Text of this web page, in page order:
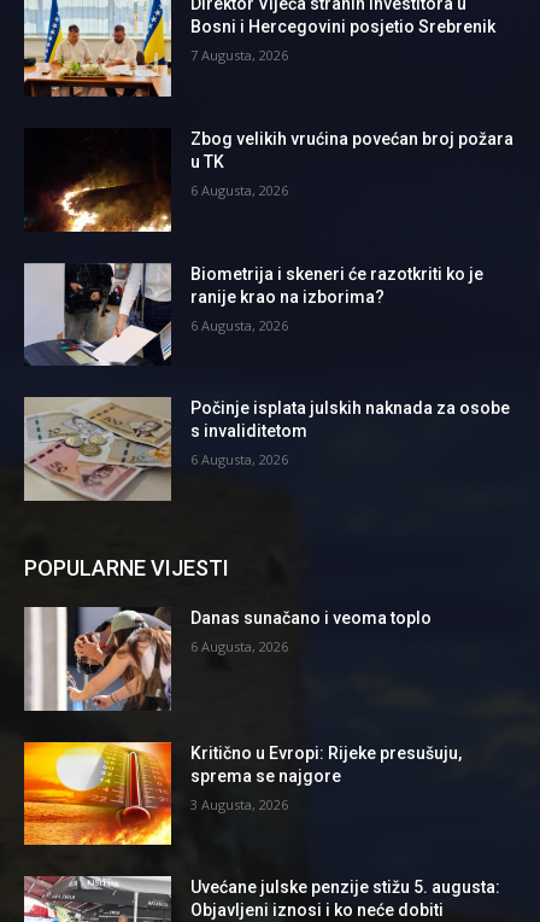
Direktor Vijeća stranih investitora u
Bosni i Hercegovini posjetio Srebrenik
7 Augusta, 2026
Zbog velikih vrućina povećan broj požara
u TK
6 Augusta, 2026
Biometrija i skeneri će razotkriti ko je
ranije krao na izborima?
6 Augusta, 2026
Počinje isplata julskih naknada za osobe
s invaliditetom
6 Augusta, 2026
POPULARNE VIJESTI
Danas sunačano i veoma toplo
6 Augusta, 2026
Kritično u Evropi: Rijeke presušuju,
sprema se najgore
3 Augusta, 2026
Uvećane julske penzije stižu 5. augusta:
Objavljeni iznosi i ko neće dobiti